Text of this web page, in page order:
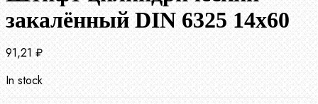
закалённый DIN 6325 14х60
91,21 ₽
In stock